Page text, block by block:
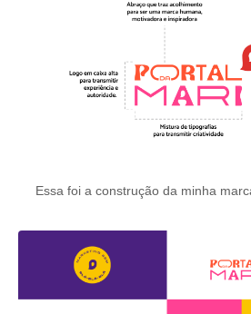
Essa foi a construção da minha